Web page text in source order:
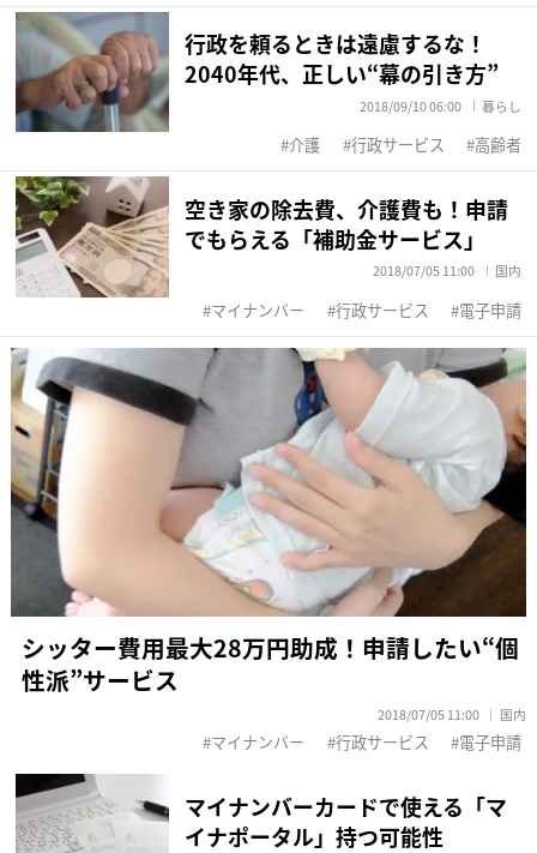
行政を頼るときは遠慮するな！
2040年代、正しい“幕の引き方”
2018/09/10 06:00 暮らし
介護 行政サービス 高齢者
空き家の除去費、介護費も！申請
でもらえる「補助金サービス」
2018/07/05 11:00 国内
マイナンバー 行政サービス 電子申請
シッター費用最大28万円助成！申請したい“個
性派”サービス
2018/07/05 11:00 国内
マイナンバー 行政サービス 電子申請
マイナンバーカードで使える「マ
イナポータル」持つ可能性